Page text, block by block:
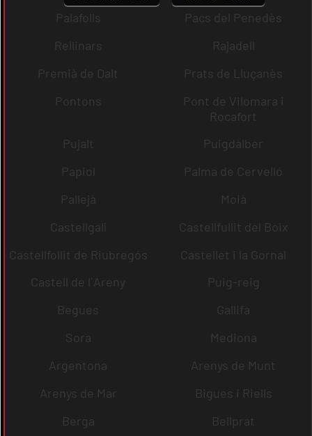
Palafolls
Pacs del Penedès
Rellinars
Rajadell
Premià de Dalt
Prats de Lluçanès
Pontons
Pont de Vilomara i
Rocafort
Pujalt
Puigdàlber
Papiol
Palma de Cervelló
Pallejà
Moià
Castellgalí
Castellfullit del Boix
Castellfollit de Riubregós
Castellet i la Gornal
Castell de l´Areny
Puig-reig
Begues
Gallifa
Sora
Mediona
Argentona
Arenys de Munt
Arenys de Mar
Bigues i Riells
Berga
Bellprat